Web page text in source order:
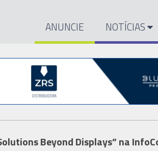
ANUNCIE NOTÍCIAS
Beyond Displays” na